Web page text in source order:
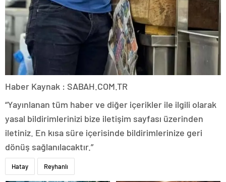
Haber Kaynak : SABAH.COM.TR
“Yayınlanan tüm haber ve diğer içerikler ile ilgili olarak
yasal bildirimlerinizi bize iletişim sayfası üzerinden
iletiniz. En kısa süre içerisinde bildirimlerinize geri
dönüş sağlanılacaktır.”
Hatay Reyhanlı